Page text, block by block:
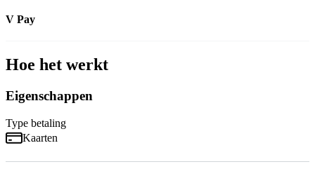
V Pay
Hoe het werkt
Eigenschappen
Type betaling
Kaarten